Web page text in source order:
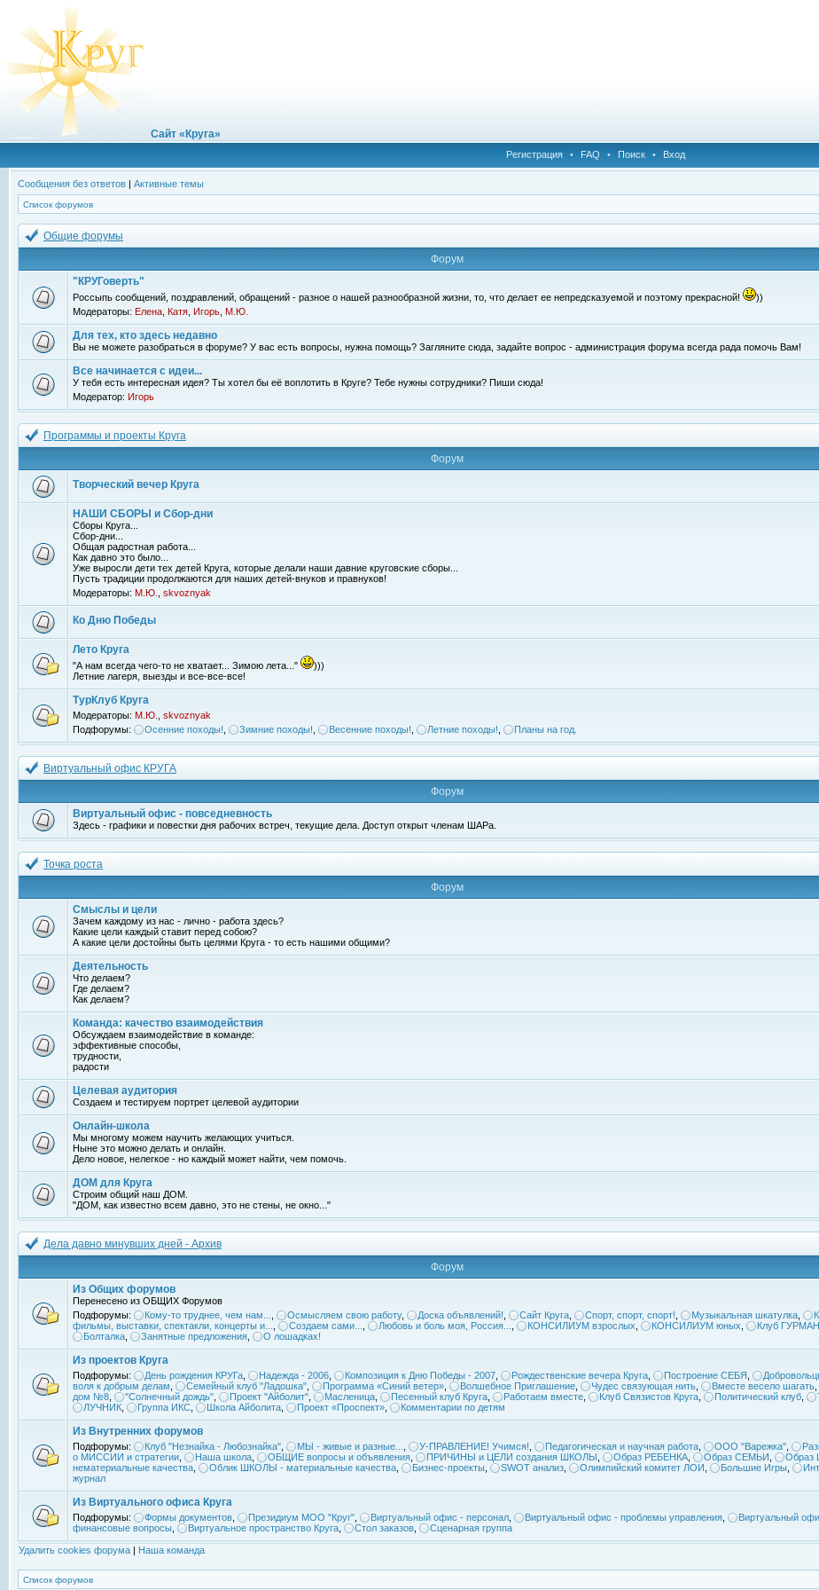
Сайт «Круга»
Регистрация • FAQ • Поиск • Вход
Сообщения без ответов | Активные темы
Список форумов
Общие форумы
Форум
"КРУГоверть"
Россыпь сообщений, поздравлений, обращений - разное о нашей разнообразной жизни, то, что делает ее непредсказуемой и поэтому прекрасной!
))
Модераторы: Елена Катя Игорь М.Ю.
Для тех, кто здесь недавно
Вы не можете разобраться в форуме? У вас есть вопросы, нужна помощь? Загляните сюда, задайте вопрос - администрация форума всегда рада помочь Вам!
Все начинается с идеи...
У тебя есть интересная идея? Ты хотел бы её воплотить в Круге? Тебе нужны сотрудники? Пиши сюда!
Модератор: Игорь
Программы и проекты Круга
Форум
Творческий вечер Круга
НАШИ СБОРЫ и Сбор-дни
Сборы Круга...
Сбор-дни...
Общая радостная работа...
Как давно это было...
Уже выросли дети тех детей Круга, которые делали наши давние круговские сборы...
Пусть традиции продолжаются для наших детей-внуков и правнуков!
Модераторы: М.Ю. skvoznyak
Ко Дню Победы
Лето Круга
"А нам всегда чего-то не хватает... Зимою лета..."
)))
Летние лагеря, выезды и все-все-все!
ТурКлуб Круга
Модераторы: М.Ю.
skvoznyak
Подфорумы:
Осенние походы! Зимние походы! Весенние походы! Летние походы! Планы на год.
Виртуальный офис КРУГА
Форум
Виртуальный офис - повседневность
Здесь - графики и повестки дня рабочих встреч, текущие дела. Доступ открыт членам ШАРа.
Точка роста
Форум
Смыслы и цели
Зачем каждому из нас - лично - работа здесь?
Какие цели каждый ставит перед собою?
А какие цели достойны быть целями Круга - то есть нашими общими?
Деятельность
Что делаем?
Где делаем?
Как делаем?
Команда: качество взаимодействия
Обсуждаем взаимодействие в команде:
эффективные способы,
трудности,
радости
Целевая аудитория
Создаем и тестируем портрет целевой аудитории
Онлайн-школа
Мы многому можем научить желающих учиться.
Ныне это можно делать и онлайн.
Дело новое, нелегкое - но каждый может найти, чем помочь.
ДОМ для Круга
Строим общий наш ДОМ.
"ДОМ, как известно всем давно, это не стены, не окно..."
Дела давно минувших дней - Архив
Форум
Из Общих форумов
Перенесено из ОБЩИХ Форумов
Подфорумы:
Кому-то труднее, чем нам... Осмысляем свою работу, Доска объявлений! Сайт Круга Спорт, спорт, спорт! Музыкальная шкатулка
фильмы, выставки, спектакли, концерты и...
Создаем сами... Любовь и боль моя, Россия... КОНСИЛИУМ взрослых КОНСИЛИУМ юных Клуб
Болталка
Занятные предложения О лошадках!
Из проектов Круга
Подфорумы: День рождения КРУГа Надежда - 2006 Композиция к Дню Победы - 2007 Рождественские вечера Круга Построение СЕБЯ
воля к добрым делам
Семейный клуб "Ладошка" Программа «Синий ветер» Волшебное Приглашение Чудес связующая нить Вместе весело шагать
дом №8
"Солнечный дождь" Проект "Айболит" Масленица Песенный клуб Круга Работаем вместе Клуб Связистов Круга Политический клуб
ЛУЧНИК
Группа ИКС Школа Айболита Проект «Проспект» Комментарии по детям
Из Внутренних форумов
Подфорумы: Клуб "Незнайка - Любознайка" МЫ - живые и разные... У-ПРАВЛЕНИЕ! Учимся! Педагогическая и научная работа ООО "Варежка"
о МИССИИ и стратегии
Наша школа ОБЩИЕ вопросы и объявления ПРИЧИНЫ и ЦЕЛИ создания ШКОЛЫ Образ РЕБЕНКА Образ СЕМЬИ
нематериальные качества
Облик ШКОЛЫ - материальные качества Бизнес-проекты SWOT анализ Олимпийский комитет ЛОИ Большие Игры
журнал
Из Виртуального офиса Круга
Подфорумы: Формы документов Президиум МОО "Круг" Виртуальный офис - персонал Виртуальный офис - проблемы управления
Виртуальный
финансовые вопросы
Виртуальное пространство Круга Стол заказов Сценарная группа
Удалить cookies форума | Наша команда
Список форумов